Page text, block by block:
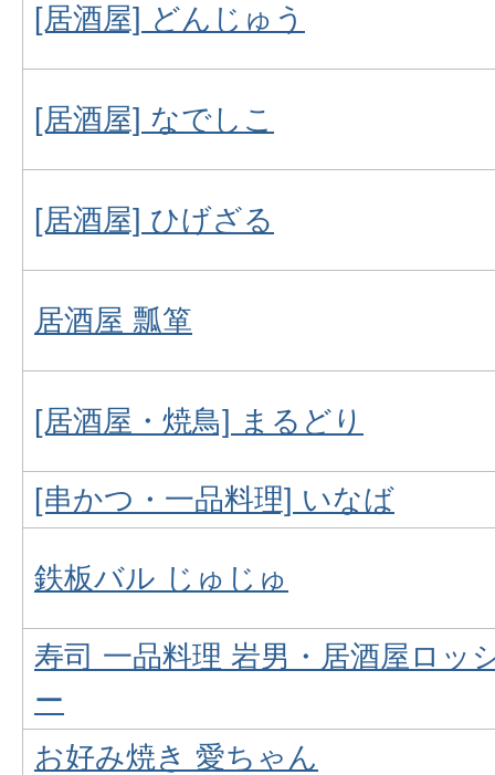
[居酒屋] どんじゅう
[居酒屋] なでしこ
[居酒屋] ひげざる
居酒屋 瓢箪
[居酒屋・焼鳥] まるどり
[串かつ・一品料理] いなば
鉄板バル じゅじゅ
寿司 一品料理 岩男・居酒屋ロッ
ー
お好み焼き 愛ちゃん